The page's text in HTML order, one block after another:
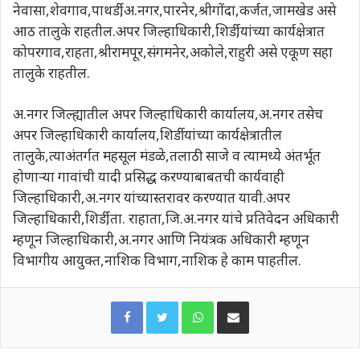
नेवासा,शेवगाव,पाथर्डी,अ.नगर,पारनेर,श्रीगोंदा,कर्जत,जामखेड असे
आठ तालुके राहतील.अपर जिल्हाधिकारी,शिर्डी,यांच्या कार्यक्षेत्रात
कोपरगाव,राहता,श्रीरामपूर,संगमनेर,अकोले,राहुरी असे एकूण सहा
तालुके राहतील.
अ.नगर जिल्ह्यातील अपर जिल्हाधिकारी कार्यालय,अ.नगर तसेच
अपर जिल्हाधिकारी कार्यालय,शिर्डी यांच्या कार्यक्षेत्रातील
तालुके,त्याअंतर्गत महसूल मंडळे,तलाठी साजे व त्यामध्ये अंतर्भूत
होणाऱ्या गावांची यादी प्रसिद्ध करण्याबाबतची कार्यवाही
जिल्हाधिकारी,अ.नगर यांच्यास्तरावर करण्यात यावी.अपर
जिल्हाधिकारी,शिर्डी,ता. राहाता,जि.अ.नगर यांचे प्रतिवेदन अधिकारी
म्हणून जिल्हाधिकारी,अ.नगर आणि नियंत्रक अधिकारी म्हणून
विभागीय आयुक्त,नाशिक विभाग,नाशिक हे काम पाहतील.
WhatsAppShare via Email